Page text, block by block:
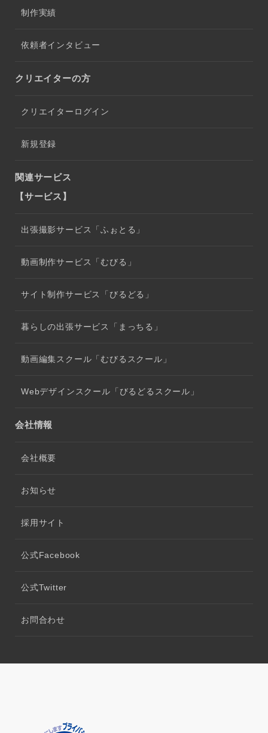
制作実績
依頼者インタビュー
クリエイターの方
クリエイターログイン
新規登録
関連サービス
【サービス】
出張撮影サービス「ふぉとる」
動画制作サービス「むびる」
サイト制作サービス「びるどる」
暮らしの出張サービス「まっちる」
動画編集スクール「むびるスクール」
Webデザインスクール「びるどるスクール」
会社情報
会社概要
お知らせ
採用サイト
公式Facebook
公式Twitter
お問合わせ